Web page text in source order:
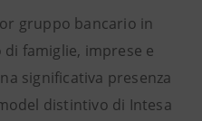
gruppo bancario in
famiglie, imprese e
significativa presenza
distintivo di Intesa